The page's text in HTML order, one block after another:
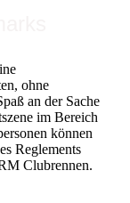
ohne
an der Sache
im Bereich
können
Reglements
Clubrennen.